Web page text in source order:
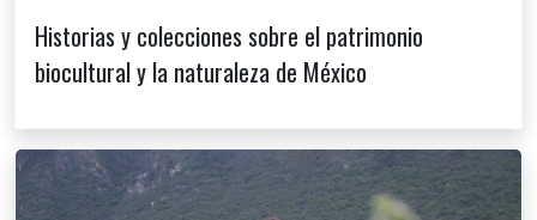
Historias y colecciones sobre el patrimonio
biocultural y la naturaleza de México